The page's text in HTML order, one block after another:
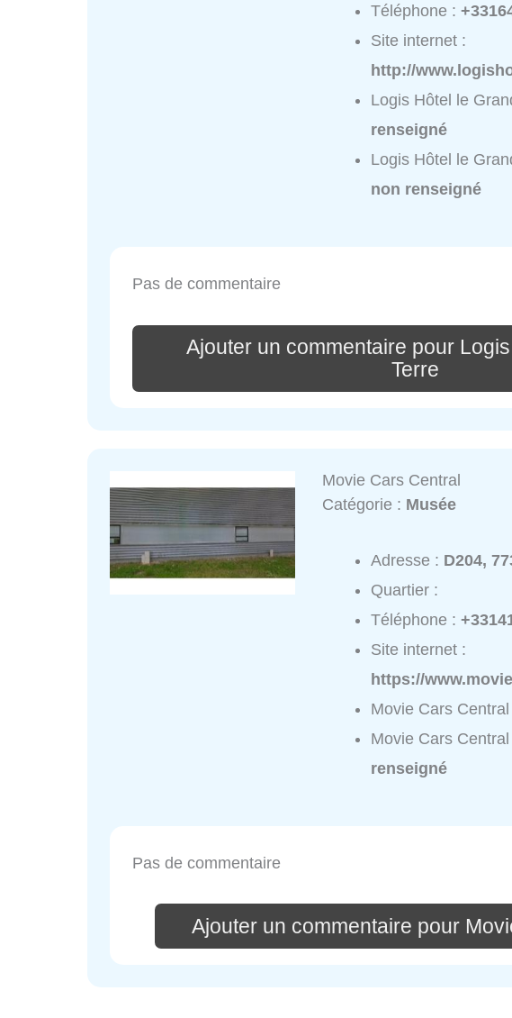
Téléphone :
Site internet :
http://
Logis Hôtel le
renseigné
Logis Hôtel le
non renseigné
Pas de commentaire
Ajouter un commentaire pour
Terre
Movie Cars Central
Catégorie : Musée
Adresse : D204,
Quartier :
Téléphone :
Site internet :
https://
Movie Cars
Movie Cars
renseigné
Pas de commentaire
Ajouter un commentaire pour